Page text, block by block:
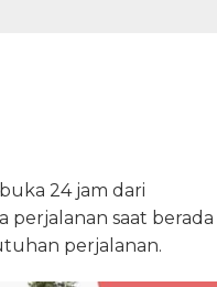
24 jam dari
perjalanan saat berada
perjalanan.